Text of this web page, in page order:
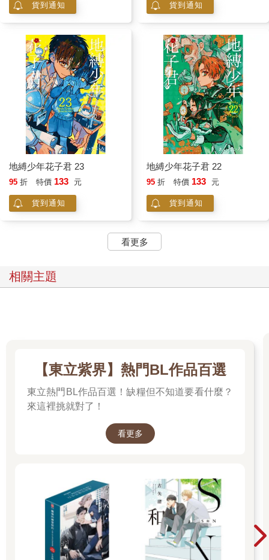
貨到通知 貨到通知
地縛少年花子君 23
95 折 特價 133 元
貨到通知
地縛少年花子君 22
95 折 特價 133 元
貨到通知
看更多
相關主題
【東立紫界】熱門BL作品百選
東立熱門BL作品百選！缺糧但不知道要看什麼？
來這裡挑就對了！
看更多